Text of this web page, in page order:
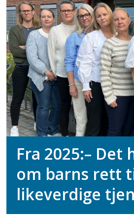
Fra 2025:– Det
om barns rett
likeverdige